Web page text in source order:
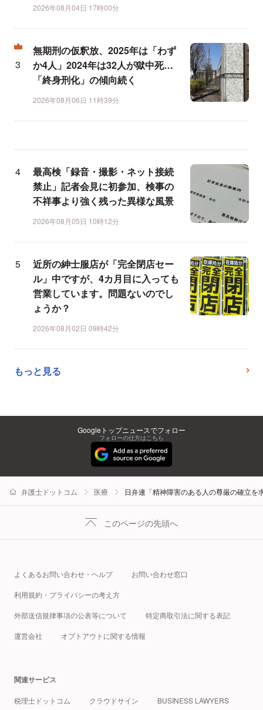
2026年08月04日 17時00分
無期刑の仮釈放、2025年は「わず
か4人」2024年は32人が獄中死…
「終身刑化」の傾向続く
2026年08月06日 11時39分
最高検「録音・撮影・ネット接続
禁止」記者会見に初参加、検事の
不祥事より強く残った異様な風景
2026年08月05日 10時12分
近所の紳士服店が「完全閉店セー
ル」中ですが、4カ月目に入っても
営業しています。問題ないのでし
ょうか？
2026年08月02日 09時42分
もっと見る
Googleトップニュースでフォロー
フォローの仕方はこちら
弁護士ドットコム 医療 日弁連「精神障害のある人の尊厳の確立
このページの先頭へ
よくあるお問い合わせ・ヘルプ お問い合わせ窓口
利用規約・プライバシーの考え方
外部送信規律事項の公表等について 特定商取引法に関する表記
運営会社 オプトアウトに関する情報
関連サービス
税理士ドットコム クラウドサイン BUSINESS LAWYERS